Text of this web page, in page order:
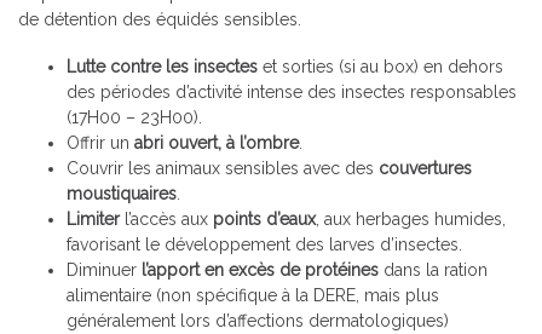
de détention des équidés sensibles.
Lutte contre les insectes et sorties (si au box) en dehors
des périodes d’activité intense des insectes responsables
(17H00 – 23H00).
Offrir un abri ouvert, à l’ombre.
Couvrir les animaux sensibles avec des couvertures
moustiquaires
Limiterl’accès aux points d’eaux, aux herbages humides,
favorisant le développement des larves d’insectes.
Diminuer l’apport en excès de protéines dans la ration
alimentaire (non spécifique à la DERE, mais plus
généralement lors d’affections dermatologiques)